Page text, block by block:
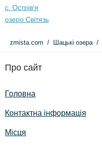
с. Острів'я
озеро Світязь
zmista.com Шацькі озера
Про сайт
Головна
Контактна інформація
Місця